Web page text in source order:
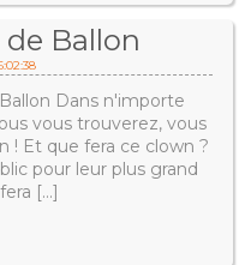
Ballon
Dans n'importe
vous trouverez, vous
! Et que fera ce clown ?
pour leur plus grand
[...]